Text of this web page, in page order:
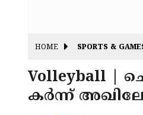
HOME SPORTS &
Volleyball
കർന്ന്